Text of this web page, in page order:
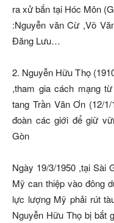
ra xử bắn tại Hóc Môn
:Nguyễn văn Cừ ,Võ
Đăng Lưu…
2. Nguyễn Hữu Thọ
,tham gia cách mạng
tang Trần Văn Ơn (12/
đoàn các giới để giữ
Gòn
Ngày 19/3/1950 ,tại Sài
Mỹ can thiệp vào đông
lực lượng Mỹ phải rút
Nguyễn Hữu Thọ bị bắt